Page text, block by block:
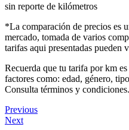
sin reporte de kilómetros
*La comparación de precios es
mercado, tomada de varios
tarifas aqui presentadas pueden
Recuerda que tu tarifa por km
factores como: edad, género,
Consulta términos y condiciones.
Previous
Next